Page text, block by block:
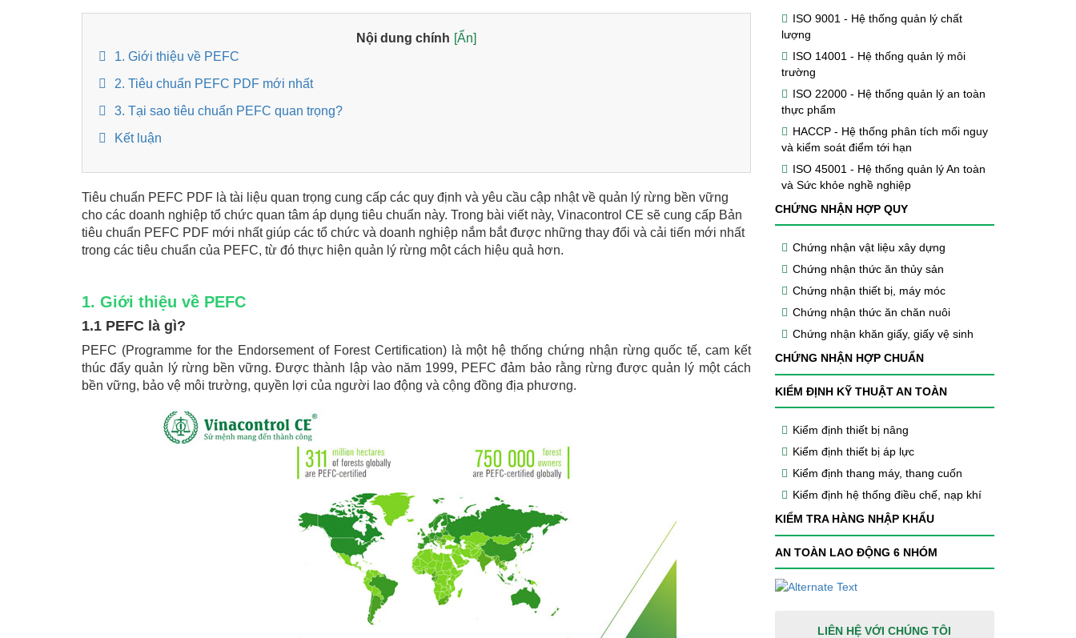
Nội dung chính [Ẩn]
1. Giới thiệu về PEFC
2. Tiêu chuẩn PEFC PDF mới nhất
3. Tại sao tiêu chuẩn PEFC quan trọng?
Kết luận
Tiêu chuẩn PEFC PDF là tài liệu quan trọng cung cấp các quy định và yêu cầu cập nhật về quản lý rừng bền vững
cho các doanh nghiệp tổ chức quan tâm áp dụng tiêu chuẩn này. Trong bài viết này, Vinacontrol CE sẽ cung cấp Bản
tiêu chuẩn PEFC PDF mới nhất giúp các tổ chức và doanh nghiệp nắm bắt được những thay đổi và cải tiến mới nhất
trong các tiêu chuẩn của PEFC, từ đó thực hiện quản lý rừng một cách hiệu quả hơn.
1. Giới thiệu về PEFC
1.1 PEFC là gì?
PEFC (Programme for the Endorsement of Forest Certification) là một hệ thống chứng nhận rừng quốc tế, cam kết
thúc đẩy quản lý rừng bền vững. Được thành lập vào năm 1999, PEFC đảm bảo rằng rừng được quản lý một cách
bền vững, bảo vệ môi trường, quyền lợi của người lao động và cộng đồng địa phương.
ISO 9001 - Hệ thống quản lý chất
lượng
ISO 14001 - Hệ thống quản lý môi
trường
ISO 22000 - Hệ thống quản lý an toàn
thực phẩm
HACCP - Hệ thống phân tích mối nguy
và kiểm soát điểm tới hạn
ISO 45001 - Hệ thống quản lý An toàn
và Sức khỏe nghề nghiệp
CHỨNG NHẬN HỢP QUY
Chứng nhận vật liệu xây dựng
Chứng nhận thức ăn thủy sản
Chứng nhận thiết bị, máy móc
Chứng nhận thức ăn chăn nuôi
Chứng nhận khăn giấy, giấy vệ sinh
CHỨNG NHẬN HỢP CHUẨN
KIỂM ĐỊNH KỸ THUẬT AN TOÀN
Kiểm định thiết bị nâng
Kiểm định thiết bị áp lực
Kiểm định thang máy, thang cuốn
Kiểm định hệ thống điều chế, nạp khí
KIỂM TRA HÀNG NHẬP KHẨU
AN TOÀN LAO ĐỘNG 6 NHÓM
LIÊN HỆ VỚI CHÚNG TÔI